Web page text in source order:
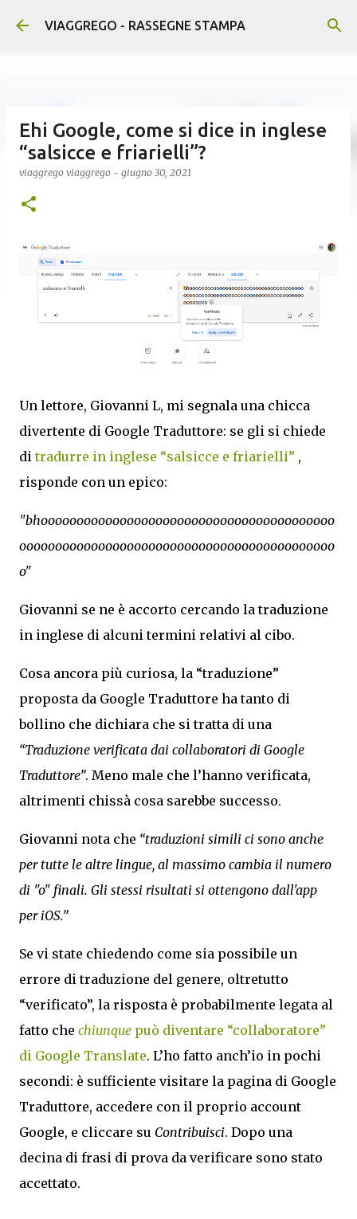
Passa ai contenuti principali
VIAGGREGO - RASSEGNE STAMPA
Ehi Google, come si dice in inglese
“salsicce e friarielli”?
viaggrego viaggrego - giugno 30, 2021
Un lettore, Giovanni L, mi segnala una chicca
divertente di Google Traduttore: se gli si chiede
ditradurre in inglese “salsicce e friarielli” ,
risponde con un epico:
"bhooooooooooooooooooooooooooooooooooooooooo
oooooooooooooooooooooooooooooooooooooooooooo
o"
Giovanni se ne è accorto cercando la traduzione
in inglese di alcuni termini relativi al cibo.
Cosa ancora più curiosa, la “traduzione”
proposta da Google Traduttore ha tanto di
bollino che dichiara che si tratta di una
“Traduzione verificata dai collaboratori di Google
Traduttore”. Meno male che l’hanno verificata,
altrimenti chissà cosa sarebbe successo.
Giovanni nota che “traduzioni simili ci sono anche
per tutte le altre lingue, al massimo cambia il numero
di "o" finali. Gli stessi risultati si ottengono dall'app
per iOS.”
Se vi state chiedendo come sia possibile un
errore di traduzione del genere, oltretutto
“verificato”, la risposta è probabilmente legata al
fatto che chiunque può diventare “collaboratore”
di Google Translate. L’ho fatto anch’io in pochi
secondi: è sufficiente visitare la pagina di Google
Traduttore, accedere con il proprio account
Google, e cliccare su Contribuisci. Dopo una
decina di frasi di prova da verificare sono stato
accettato.